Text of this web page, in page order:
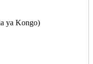
ya Kongo)